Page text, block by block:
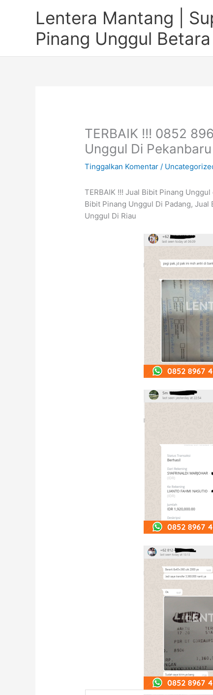
Lentera Mantang |
Pinang Unggul Betara
TERBAIK !!! 0852
Unggul Di Pekanbaru
Tinggalkan Komentar /
TERBAIK !!! Jual Bibit Pinang
Bibit Pinang Unggul Di Padang,
Unggul Di Riau